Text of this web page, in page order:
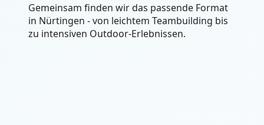
Gemeinsam finden wir das passende Format
in Nürtingen - von leichtem Teambuilding bis
zu intensiven Outdoor-Erlebnissen.